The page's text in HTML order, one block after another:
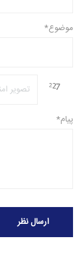
موضوع*
پیام*
ارسال نظر